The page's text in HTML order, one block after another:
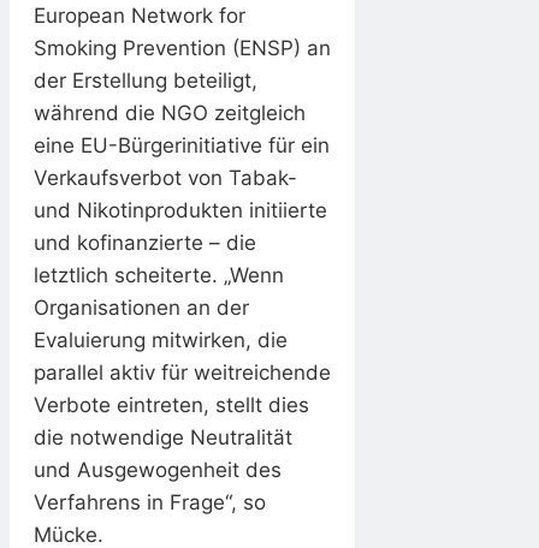
European Network for
Smoking Prevention (ENSP) an
der Erstellung beteiligt,
während die NGO zeitgleich
eine EU-Bürgerinitiative für ein
Verkaufsverbot von Tabak-
und Nikotinprodukten initiierte
und kofinanzierte – die
letztlich scheiterte. „Wenn
Organisationen an der
Evaluierung mitwirken, die
parallel aktiv für weitreichende
Verbote eintreten, stellt dies
die notwendige Neutralität
und Ausgewogenheit des
Verfahrens in Frage“, so
Mücke.